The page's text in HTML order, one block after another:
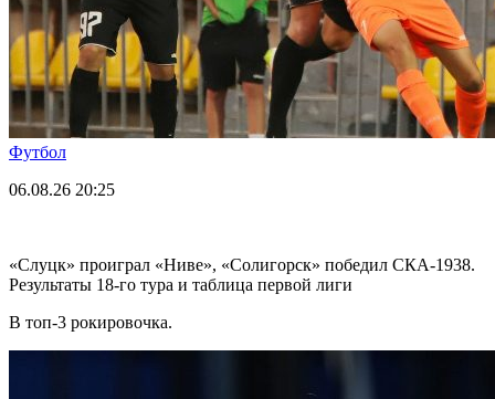
Футбол
06.08.26 20:25
«Слуцк» проиграл «Ниве», «Солигорск» победил СКА-1938.
Результаты 18-го тура и таблица первой лиги
В топ-3 рокировочка.